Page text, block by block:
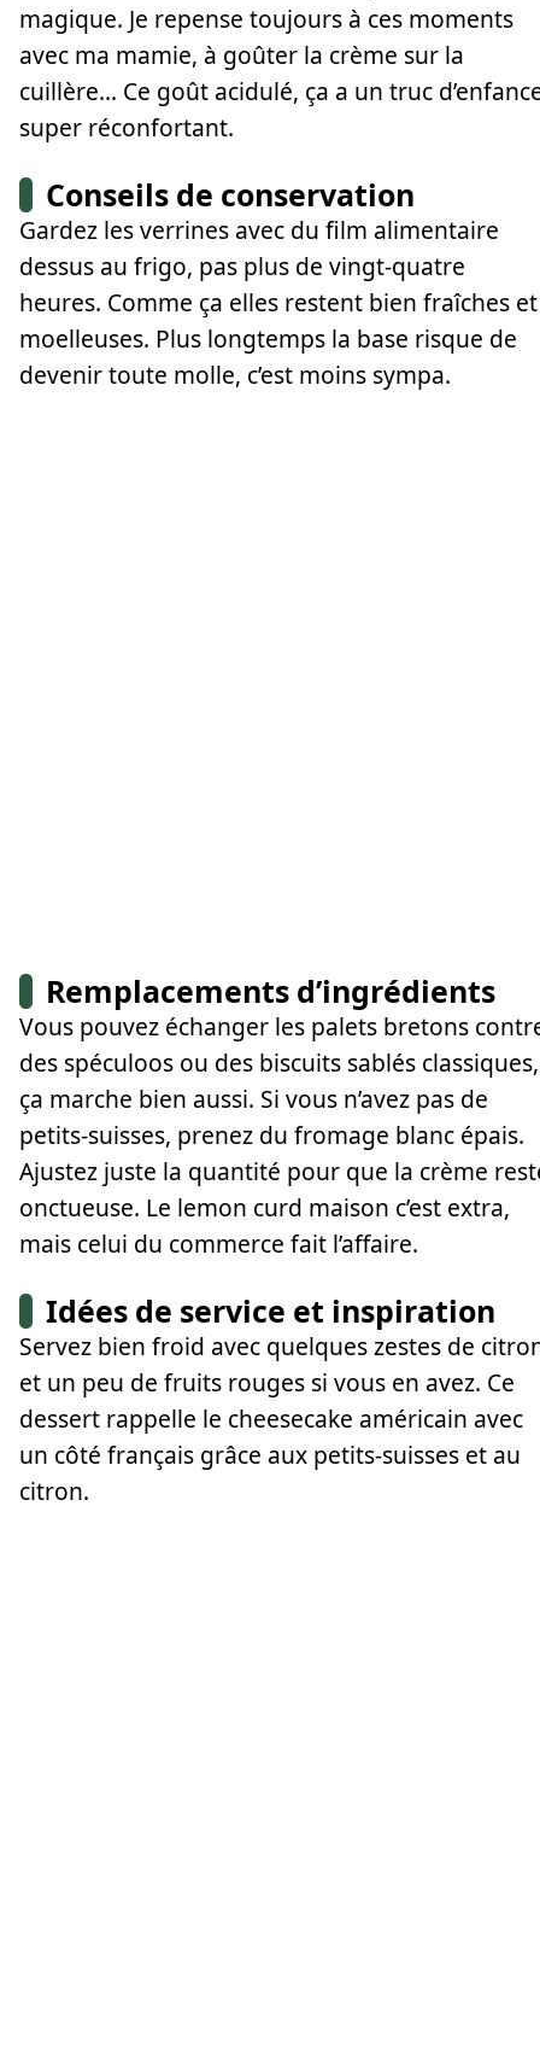
magique. Je repense toujours à ces moments
avec ma mamie, à goûter la crème sur la
cuillère... Ce goût acidulé, ça a un truc
super réconfortant.
Conseils de conservation
Gardez les verrines avec du film alimentaire
dessus au frigo, pas plus de vingt-quatre
heures. Comme ça elles restent bien fraîches et
moelleuses. Plus longtemps la base risque de
devenir toute molle, c’est moins sympa.
Remplacements d’ingrédients
Vous pouvez échanger les palets bretons
des spéculoos ou des biscuits sablés classiques,
ça marche bien aussi. Si vous n’avez pas de
petits-suisses, prenez du fromage blanc épais.
Ajustez juste la quantité pour que la crème
onctueuse. Le lemon curd maison c’est extra,
mais celui du commerce fait l’affaire.
Idées de service et inspiration
Servez bien froid avec quelques zestes de
et un peu de fruits rouges si vous en avez. Ce
dessert rappelle le cheesecake américain avec
un côté français grâce aux petits-suisses et au
citron.